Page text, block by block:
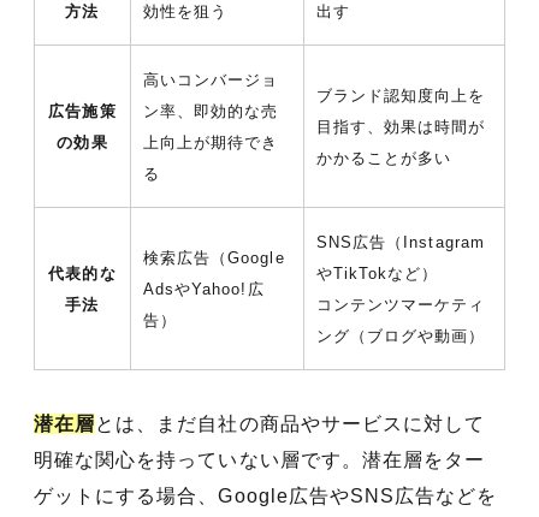
方法
効性を狙う
出す
広告施策
の効果
高いコンバージョ
ン率、即効的な売
上向上が期待でき
る
ブランド認知度向上を
目指す、効果は時間が
かかることが多い
代表的な
手法
検索広告（Google
AdsやYahoo!広
告）
SNS広告（Instagram
やTikTokなど）
コンテンツマーケティ
ング（ブログや動画）
潜在層とは、まだ自社の商品やサービスに対して
明確な関心を持っていない層です。潜在層をター
ゲットにする場合、Google広告やSNS広告などを